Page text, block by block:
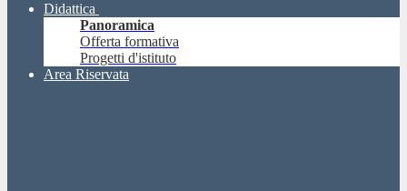
Didattica
Panoramica
Offerta formativa
Progetti d'istituto
Area Riservata